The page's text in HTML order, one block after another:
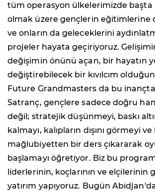
tüm operasyon ülkelerimizde başta
olmak üzere gençlerin eğitimlerine
ve onların da geleceklerini
projeler hayata geçiriyoruz.
değişimin önünü açan, bir hayatın
değiştirebilecek bir kıvılcım
Future Grandmasters da bu
Satranç, gençlere sadece doğru
değil; stratejik düşünmeyi, baskı
kalmayı, kalıpların dışını görmeyi
mağlubiyetten bir ders çıkararak
başlamayı öğretiyor. Biz bu
liderlerinin, koçlarının ve elçilerinin
yatırım yapıyoruz. Bugün